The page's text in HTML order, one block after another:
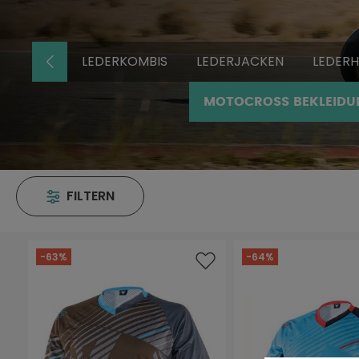
LEDERKOMBIS LEDERJACKEN
MOTOCROSS
FILTERN
-63% -64%